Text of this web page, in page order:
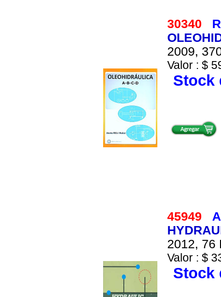
30340
2009,
Valor : $
Stock
45949
2012, 76
Valor : $
Stock